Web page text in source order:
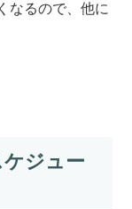
なるので、他に
ケジュー